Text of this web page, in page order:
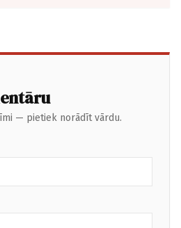
— pietiek norādīt vārdu.